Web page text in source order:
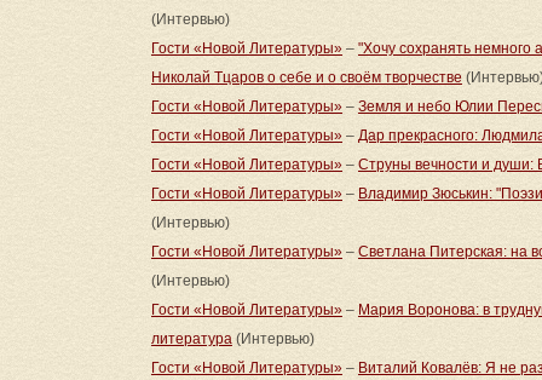
(Интервью)
Гости «Новой Литературы» – "Хочу сохранять немного
Николай Тцаров о себе и о своём творчестве
Гости «Новой Литературы» – Земля и небо Юлии
Гости «Новой Литературы» – Дар прекрасного:
Гости «Новой Литературы» – Струны вечности и души:
Гости «Новой Литературы» – Владимир Зюськин:
(Интервью)
Гости «Новой Литературы» – Светлана Питерская: на
(Интервью)
Гости «Новой Литературы» – Мария Воронова: в
литература (Интервью)
Гости «Новой Литературы» – Виталий Ковалёв: Я не